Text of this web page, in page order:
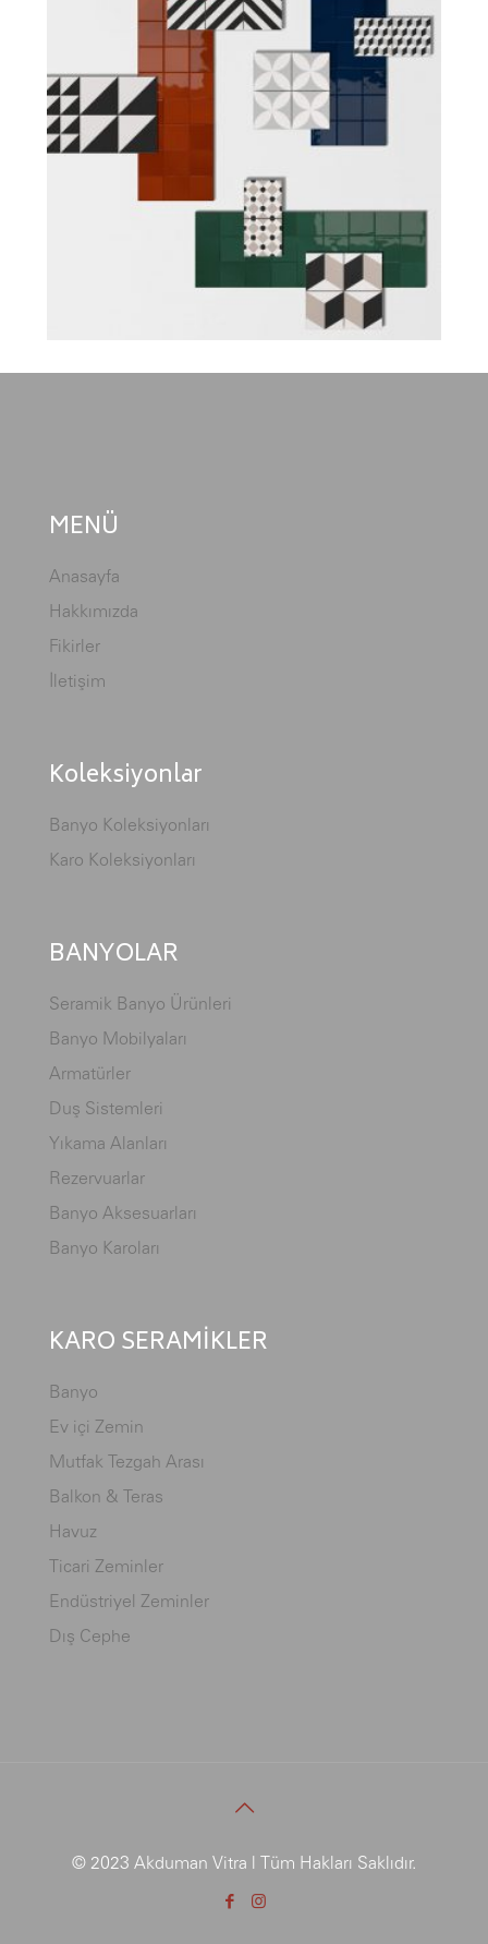
MENÜ
Anasayfa
Hakkımızda
Fikirler
İletişim
Koleksiyonlar
Banyo Koleksiyonları
Karo Koleksiyonları
BANYOLAR
Seramik Banyo Ürünleri
Banyo Mobilyaları
Armatürler
Duş Sistemleri
Yıkama Alanları
Rezervuarlar
Banyo Aksesuarları
Banyo Karoları
KARO SERAMİKLER
Banyo
Ev içi Zemin
Mutfak Tezgah Arası
Balkon & Teras
Havuz
Ticari Zeminler
Endüstriyel Zeminler
Dış Cephe
© 2023 Akduman Vitra | Tüm Hakları Saklıdır.